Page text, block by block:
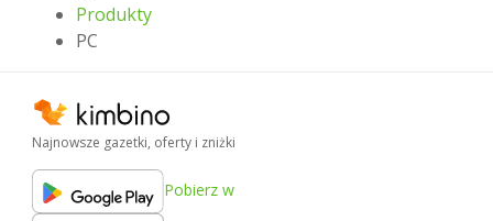
Produkty
PC
Najnowsze gazetki, oferty i zniżki
Pobierz w